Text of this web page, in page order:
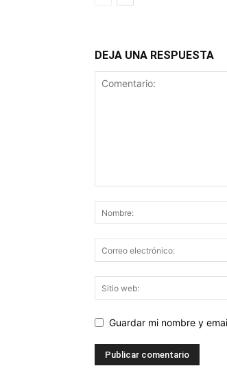
DEJA UNA RESPUESTA
Guardar mi nombre y